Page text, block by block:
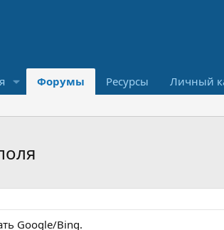
Форумы Ресурсы Личный
Google/Bing.